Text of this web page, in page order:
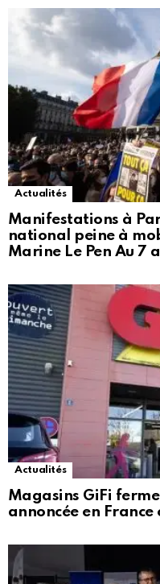
Actualités
Manifestations à
national peine à
Marine Le Pen Au 7
Actualités
Magasins GiFi
annoncée en France